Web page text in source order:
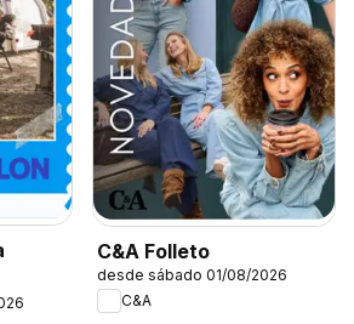
C&A Folleto
desde sábado 01/08/2026
C&A